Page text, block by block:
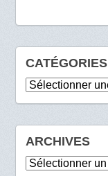
CATÉGORIES
Catégories
ARCHIVES
Archives